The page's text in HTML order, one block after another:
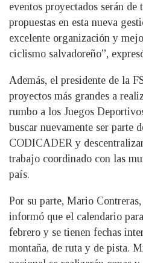
eventos proyectados serán
propuestas en esta nueva
excelente organización y
ciclismo salvadoreño”,
Además, el presidente de la
proyectos más grandes a
rumbo a los Juegos
buscar nuevamente ser parte
CODICADER y
trabajo coordinado con las
país.
Por su parte, Mario
informó que el calendario
febrero y se tienen fechas
montaña, de ruta y de pista.